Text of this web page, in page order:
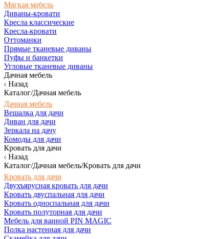
Мягкая мебель
Диваны-кровати
Кресла классические
Кресла-кровати
Оттоманки
Прямые тканевые диваны
Пуфы и банкетки
Угловые тканевые диваны
Дачная мебель
Назад
Каталог/Дачная мебель
Дачная мебель
Вешалка для дачи
Диван для дачи
Зеркала на дачу
Комоды для дачи
Кровать для дачи
Назад
Каталог/Дачная мебель/Кровать для дачи
Кровать для дачи
Двухъярусная кровать для дачи
Кровать двуспальная для дачи
Кровать односпальная для дачи
Кровать полуторная для дачи
Мебель для ванной PIN MAGIC
Полка настенная для дачи